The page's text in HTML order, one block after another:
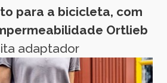
para a bicicleta, com
Ortlieb
adaptador